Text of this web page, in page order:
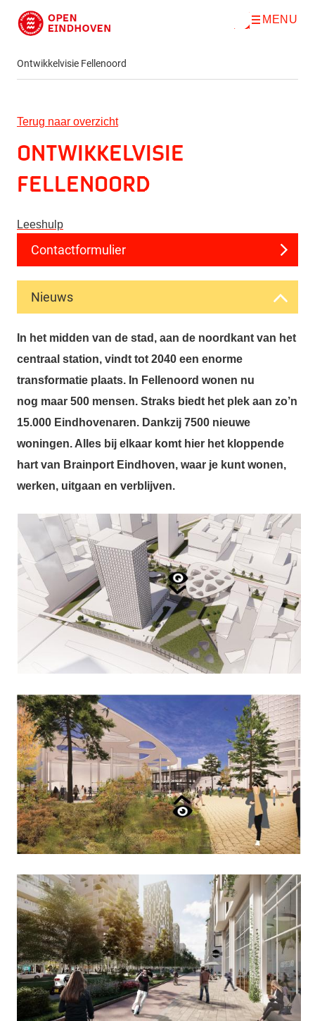
Direct naar de inhoud
O
MENU
Ontwikkelvisie Fellenoord
Terug naar overzicht
Ontwikkelvisie
Fellenoord
Leeshulp
Contactformulier
Nieuws
In het midden van de stad, aan de noordkant van het
centraal station, vindt tot 2040 een enorme
transformatie plaats. In Fellenoord wonen nu
nog maar 500 mensen. Straks biedt het plek aan zo’n
15.000 Eindhovenaren. Dankzij 7500 nieuwe
woningen. Alles bij elkaar komt hier het kloppende
hart van Brainport Eindhoven, waar je kunt wonen,
werken, uitgaan en verblijven.